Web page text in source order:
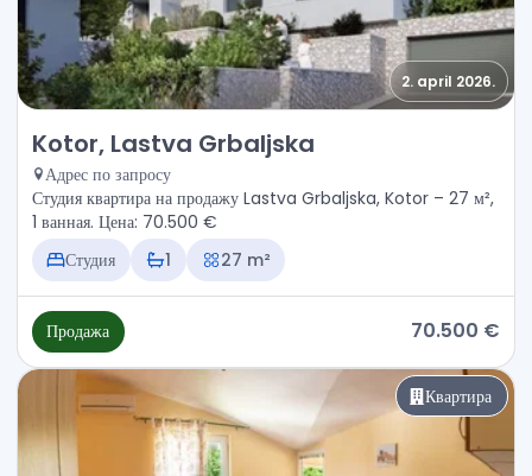
2. april 2026.
Продажа - Квартира Kotor, Lastva Grbaljska
Kotor, Lastva Grbaljska
Адрес по запросу
Студия квартира на продажу Lastva Grbaljska, Kotor – 27 м²,
1 ванная. Цена: 70.500 €
Студия
1 27 m²
Продажа 70.500 €
Квартира